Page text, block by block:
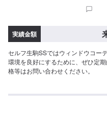
実績金額
セルフ生駒SSではウィンドウコー
環境を良好にするために、ぜひ定
格等はお問い合わせください。